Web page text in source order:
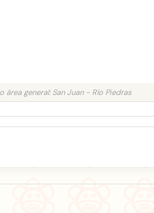
área general: San Juan - Río Piedras